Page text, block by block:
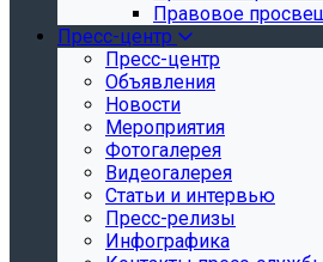
Правовое
Пресс-центр
Пресс-центр
Объявления
Новости
Мероприятия
Фотогалерея
Видеогалерея
Статьи и интервью
Пресс-релизы
Инфографика